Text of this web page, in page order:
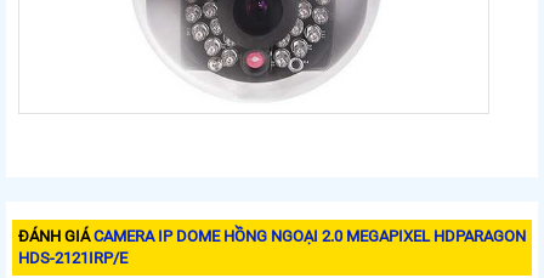
ĐÁNH GIÁCAMERA IP DOME HỒNG NGOẠI 2.0 MEGAPIXEL HDPARAGON
HDS-2121IRP/E